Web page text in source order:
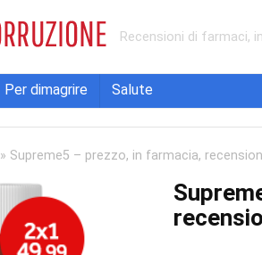
Recensioni di farmaci,
Per dimagrire Salute
» Supreme5 – prezzo, in farmacia,